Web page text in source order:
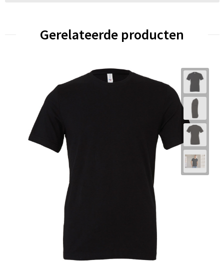
Gerelateerde producten